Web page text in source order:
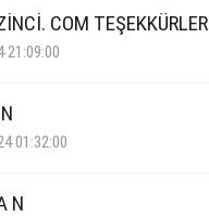
COM TEŞEKKÜRLER
21:09:00
01:32:00
N